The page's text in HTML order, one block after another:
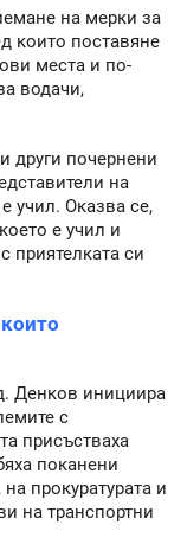
на мерки за
които поставяне
места и по-
водачи,
други почернени
на
учил. Оказва се,
е учил и
приятелката си
Денков инициира
с
присъстваха
поканени
прокуратурата и
на транспортни